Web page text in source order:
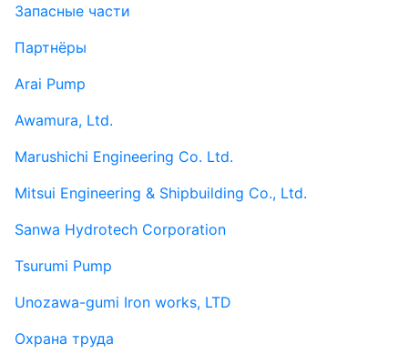
Запасные части
Партнёры
Arai Pump
Awamura, Ltd.
Marushichi Engineering Co. Ltd.
Mitsui Engineering & Shipbuilding Co., Ltd.
Sanwa Hydrotech Corporation
Tsurumi Pump
Unozawa-gumi Iron works, LTD
Охрана труда